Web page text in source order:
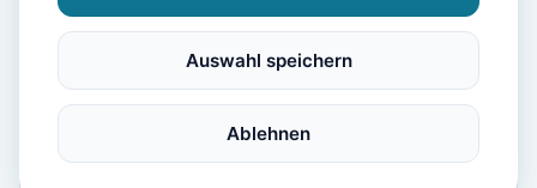
WLAN
Geschirrspüler Balkon
Barrierefrei Kaffeemaschine Herdplatte
Bügelbrett
Kinderhochstuhl Parkmöglichkeit DVD-Player
Auswahl speichern
Ablehnen